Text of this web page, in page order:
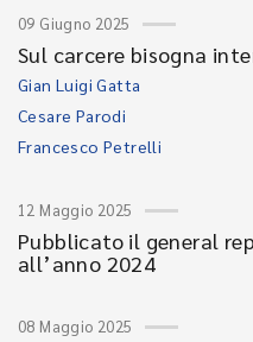
09 Giugno 2025
Sul carcere bisogna
Gian Luigi Gatta
Cesare Parodi
Francesco Petrelli
12 Maggio 2025
Pubblicato il general
all’anno 2024
08 Maggio 2025